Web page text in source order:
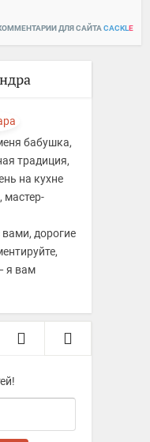
ДЛЯ САЙТА CACKLE
бабушка,
традиция,
на кухне
мастер-
дорогие
я вам